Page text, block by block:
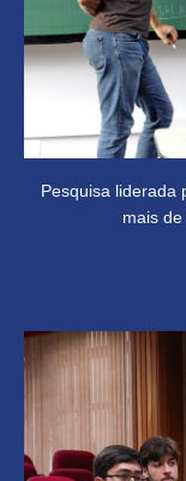
Pesquisa liderada
mais